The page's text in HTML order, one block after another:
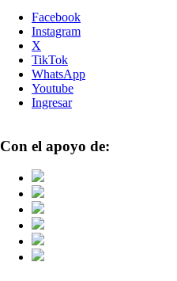
Facebook
Instagram
X
TikTok
WhatsApp
Youtube
Ingresar
Con el apoyo de: